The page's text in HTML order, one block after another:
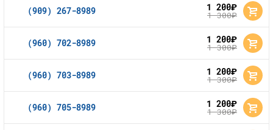
(909) 267-8989 1 200руб.
1 300руб.
(960) 702-8989 1 200руб.
1 300руб.
(960) 703-8989 1 200руб.
1 300руб.
(960) 705-8989 1 200руб.
1 300руб.